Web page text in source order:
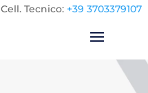
Cell. Tecnico: +39 3703379107